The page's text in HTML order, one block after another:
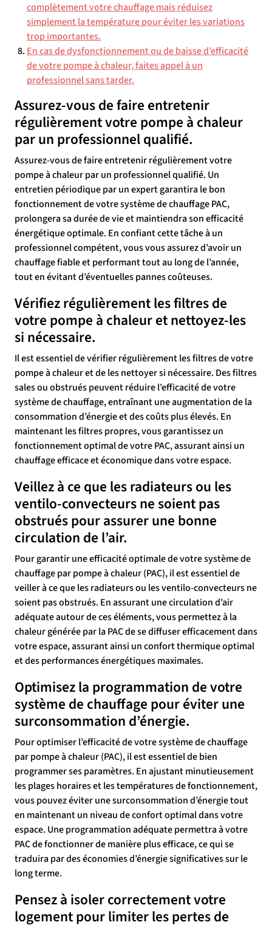
complètement votre chauffage mais réduisez
simplement la température pour éviter les variations
trop importantes.
En cas de dysfonctionnement ou de baisse d’efficacité
de votre pompe à chaleur, faites appel à un
professionnel sans tarder.
Assurez-vous de faire entretenir
régulièrement votre pompe à chaleur
par un professionnel qualifié.
Assurez-vous de faire entretenir régulièrement votre
pompe à chaleur par un professionnel qualifié. Un
entretien périodique par un expert garantira le bon
fonctionnement de votre système de chauffage PAC,
prolongera sa durée de vie et maintiendra son efficacité
énergétique optimale. En confiant cette tâche à un
professionnel compétent, vous vous assurez d’avoir un
chauffage fiable et performant tout au long de l’année,
tout en évitant d’éventuelles pannes coûteuses.
Vérifiez régulièrement les filtres de
votre pompe à chaleur et nettoyez-les
si nécessaire.
Il est essentiel de vérifier régulièrement les filtres de votre
pompe à chaleur et de les nettoyer si nécessaire. Des filtres
sales ou obstrués peuvent réduire l’efficacité de votre
système de chauffage, entraînant une augmentation de la
consommation d’énergie et des coûts plus élevés. En
maintenant les filtres propres, vous garantissez un
fonctionnement optimal de votre PAC, assurant ainsi un
chauffage efficace et économique dans votre espace.
Veillez à ce que les radiateurs ou les
ventilo-convecteurs ne soient pas
obstrués pour assurer une bonne
circulation de l’air.
Pour garantir une efficacité optimale de votre système de
chauffage par pompe à chaleur (PAC), il est essentiel de
veiller à ce que les radiateurs ou les ventilo-convecteurs ne
soient pas obstrués. En assurant une circulation d’air
adéquate autour de ces éléments, vous permettez à la
chaleur générée par la PAC de se diffuser efficacement dans
votre espace, assurant ainsi un confort thermique optimal
et des performances énergétiques maximales.
Optimisez la programmation de votre
système de chauffage pour éviter une
surconsommation d’énergie.
Pour optimiser l’efficacité de votre système de chauffage
par pompe à chaleur (PAC), il est essentiel de bien
programmer ses paramètres. En ajustant minutieusement
les plages horaires et les températures de fonctionnement,
vous pouvez éviter une surconsommation d’énergie tout
en maintenant un niveau de confort optimal dans votre
espace. Une programmation adéquate permettra à votre
PAC de fonctionner de manière plus efficace, ce qui se
traduira par des économies d’énergie significatives sur le
long terme.
Pensez à isoler correctement votre
logement pour limiter les pertes de